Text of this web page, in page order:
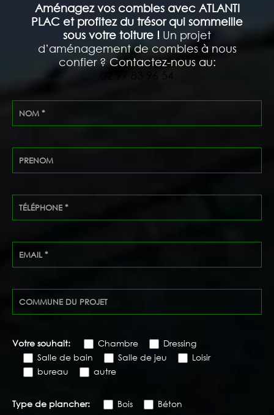
Aménagez vos combles avec ATLANTI
PLAC et profitez du trésor qui sommeille
sous votre toiture ! Un projet
d’aménagement de combles à nous
confier ? Contactez-nous au:
Votre souhait: Chambre
Dressing
Salle de bain
Salle de jeu
Loisir
bureau
autre
Type de plancher: Bois Béton